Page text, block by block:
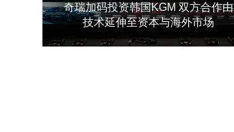
奇瑞加码投资韩国KGM 双方合作由
技术延伸至资本与海外市场